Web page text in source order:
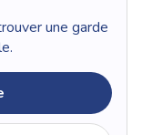
une garde